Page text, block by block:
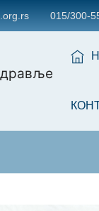
015/300-